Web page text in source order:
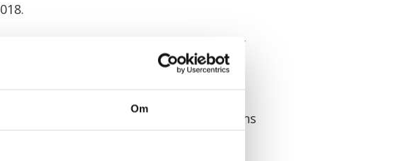
Om
regjering og støttepartiene har
fikk vi gjennomslag?», er også
Højlund, nestformann i Fagbevegelsens